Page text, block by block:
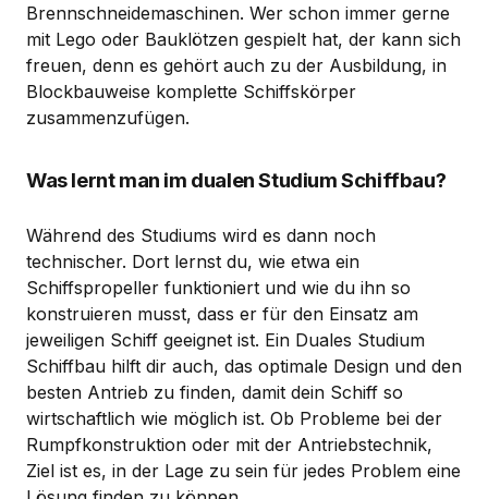
Brennschneidemaschinen. Wer schon immer gerne
mit Lego oder Bauklötzen gespielt hat, der kann sich
freuen, denn es gehört auch zu der Ausbildung, in
Blockbauweise komplette Schiffskörper
zusammenzufügen.
Was lernt man im dualen Studium Schiffbau?
Während des Studiums wird es dann noch
technischer. Dort lernst du, wie etwa ein
Schiffspropeller funktioniert und wie du ihn so
konstruieren musst, dass er für den Einsatz am
jeweiligen Schiff geeignet ist. Ein Duales Studium
Schiffbau hilft dir auch, das optimale Design und den
besten Antrieb zu finden, damit dein Schiff so
wirtschaftlich wie möglich ist. Ob Probleme bei der
Rumpfkonstruktion oder mit der Antriebstechnik,
Ziel ist es, in der Lage zu sein für jedes Problem eine